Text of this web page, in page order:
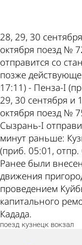
28, 29, 30
октября поезд №
отправится со
позже
17:11) - Пенза-I
29, 30 сентября и
октября поезд №
Сызрань-I
минут раньше:
(приб. 05:01,
Ранее были
движения
проведением
капитального
Кадада.
поезд кузнецк вокзал